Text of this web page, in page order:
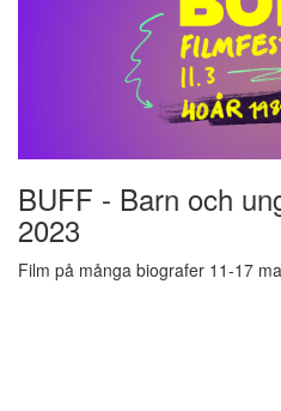
BUFF - Barn och
2023
Film på många biografer 11-17